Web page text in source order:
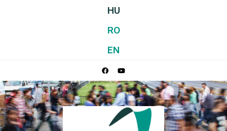
HU
RO
EN